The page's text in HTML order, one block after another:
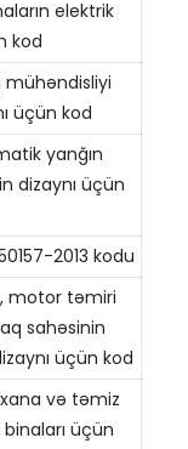
elektrik
kod
mühəndisliyi
üçün kod
yanğın
dizaynı üçün
2013 kodu
motor təmiri
sahəsinin
üçün kod
və təmiz
üçün